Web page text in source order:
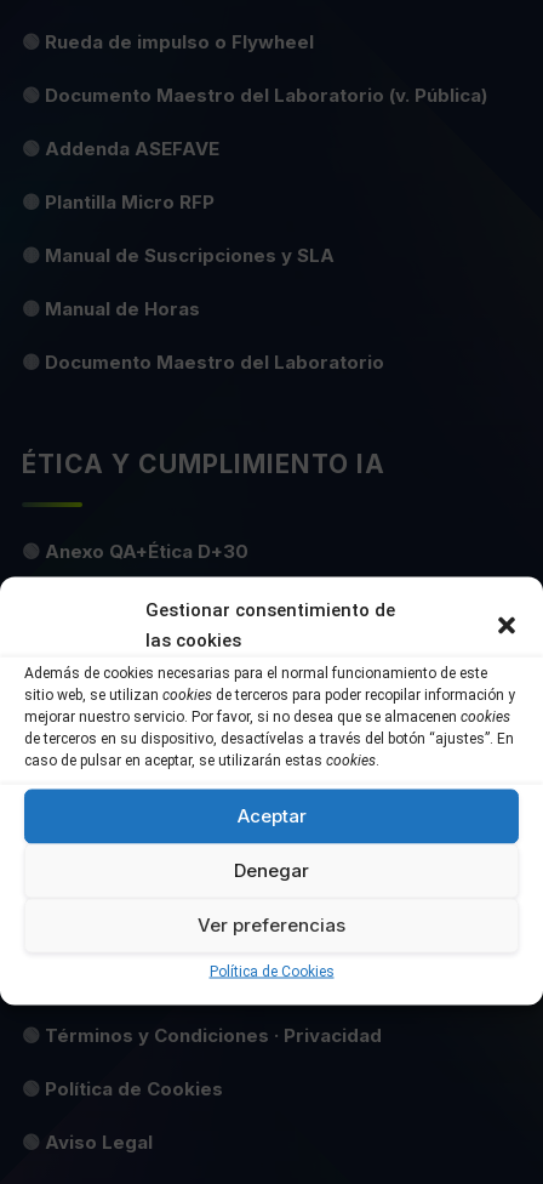
Gestionar consentimiento de
las cookies
Además de cookies necesarias para el normal funcionamiento de este
sitio web, se utilizan cookies de terceros para poder recopilar información y
mejorar nuestro servicio. Por favor, si no desea que se almacenen cookies
de terceros en su dispositivo, desactívelas a través del botón “ajustes”. En
caso de pulsar en aceptar, se utilizarán estas cookies
Aceptar
Denegar
Ver preferencias
Política de Cookies
🟢 Rueda de impulso o Flywheel
🟢 Documento Maestro del Laboratorio (v. Pública)
🟢 Addenda ASEFAVE
🟡 Plantilla Micro RFP
🟡 Manual de Suscripciones y SLA
🟡 Manual de Horas
🟡 Documento Maestro del Laboratorio
ÉTICA Y CUMPLIMIENTO IA
🟢 Anexo QA+Ética D+30
Checklist de Cumplimiento IA
🔴RPIA — Registro de Proyectos IA
🔴Protocolo de Auditoría del Laboratorio
Anexo QA+Ética D+30
PRIVACIDAD Y PROTECCIÓN DE
🟢 Términos y Condiciones · Privacidad
🟢 Política de Cookies
🟢 Aviso Legal